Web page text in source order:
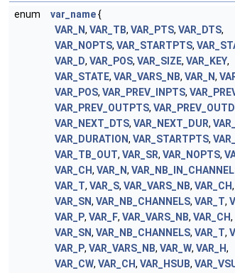
enum var_name{
VAR_N, VAR_TB, VAR_PTS, VAR_DTS,
VAR_NOPTS, VAR_STARTPTS,
VAR_D, VAR_POS, VAR_SIZE, VAR_KEY,
VAR_STATE, VAR_VARS_NB, VAR_N,
VAR_POS, VAR_PREV_INPTS,
VAR_PREV_OUTPTS,
VAR_NEXT_DTS, VAR_NEXT_DUR,
VAR_DURATION, VAR_STARTPTS,
VAR_TB_OUT, VAR_SR, VAR_NOPTS,
VAR_CH, VAR_N,
VAR_T, VAR_S, VAR_VARS_NB, VAR_CH,
VAR_SN, VAR_NB_CHANNELS, VAR_T,
VAR_P, VAR_F, VAR_VARS_NB, VAR_CH,
VAR_SN, VAR_NB_CHANNELS, VAR_T,
VAR_P, VAR_VARS_NB, VAR_W, VAR_H,
VAR_CW, VAR_CH, VAR_HSUB,